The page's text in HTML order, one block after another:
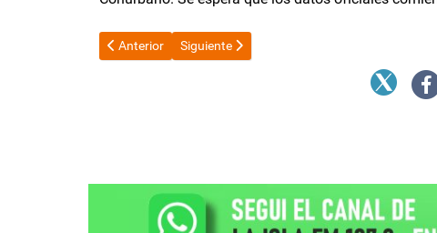
Artículo anterior: Monguillot destacó la elección en Buenos
Anterior Artículo siguiente: Karina Milei: "Es
Siguiente